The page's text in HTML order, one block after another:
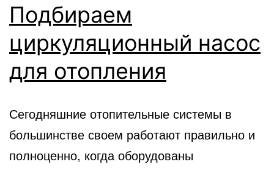
Подбираем
циркуляционный насос
для отопления
Сегодняшние отопительные системы в
большинстве своем работают правильно и
полноценно, когда оборудованы